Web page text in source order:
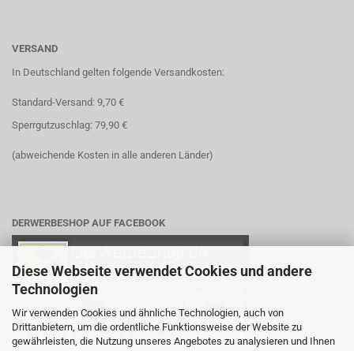
Diese Webseite verwendet Cookies und andere
Technologien
Wir verwenden Cookies und ähnliche Technologien, auch von
Drittanbietern, um die ordentliche Funktionsweise der Website zu
gewährleisten, die Nutzung unseres Angebotes zu analysieren und Ihnen
VERSAND
In Deutschland gelten folgende Versandkosten:
Standard-Versand: 9,70 €
Sperrgutzuschlag: 79,90 €
(abweichende Kosten in alle anderen Länder)
DERWERBESHOP AUF FACEBOOK